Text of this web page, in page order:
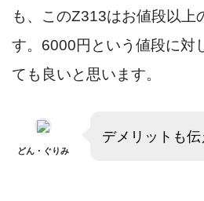
も、このZ313はお値段以上
す。6000円という値段に対
ても良いと思います。
どん・ぐりみ
デメリットも伝